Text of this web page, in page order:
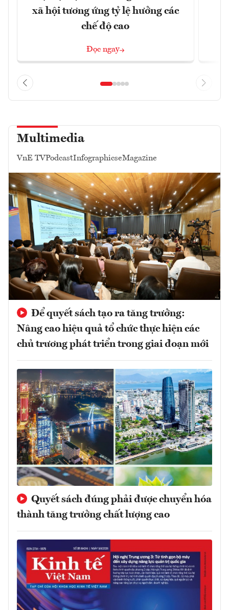
xã hội tương ứng tỷ lệ hưởng các
chế độ cao
Đọc ngay
Multimedia
VnE TVPodcastInfographicseMagazine
Để quyết sách tạo ra tăng trưởng:
Nâng cao hiệu quả tổ chức thực hiện các
chủ trương phát triển trong giai đoạn mới
Quyết sách đúng phải được chuyển hóa
thành tăng trưởng chất lượng cao